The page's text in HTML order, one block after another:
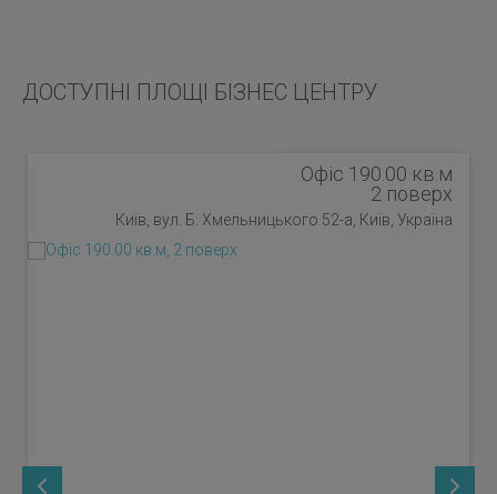
ДОСТУПНІ ПЛОЩІ БІЗНЕС ЦЕНТРУ
Офіс 190.00 кв.м
2 поверх
Київ, вул. Б. Хмельницького 52-а, Київ, Україна